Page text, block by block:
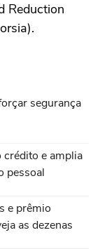
Reduction
segurança
crédito e amplia
pessoal
e prêmio
as dezenas